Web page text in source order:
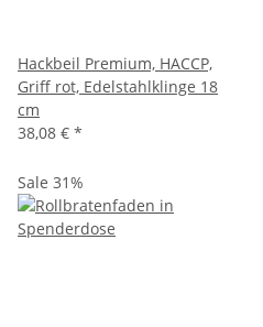
Hackbeil Premium, HACCP,
Griff rot, Edelstahlklinge 18
cm
38,08 € *
Sale 31%